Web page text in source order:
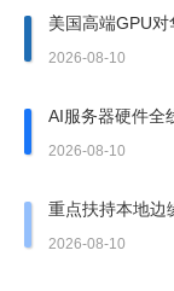
美国高端GPU对
化
2026-08-10
AI服务器硬件全
2026-08-10
重点扶持本地边
企业1200余家
2026-08-10